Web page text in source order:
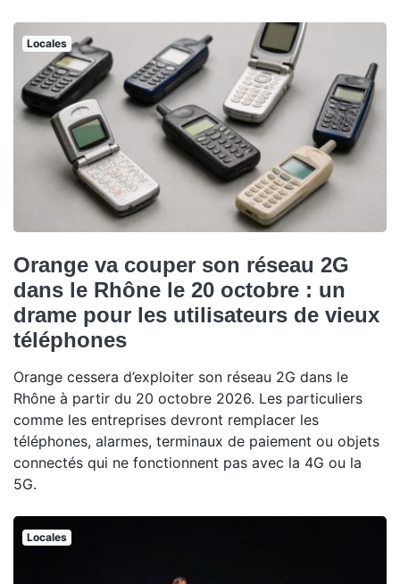
Locales
Orange va couper son réseau 2G
dans le Rhône le 20 octobre : un
drame pour les utilisateurs de vieux
téléphones
Orange cessera d’exploiter son réseau 2G dans le
Rhône à partir du 20 octobre 2026. Les particuliers
comme les entreprises devront remplacer les
téléphones, alarmes, terminaux de paiement ou objets
connectés qui ne fonctionnent pas avec la 4G ou la
5G.
Locales